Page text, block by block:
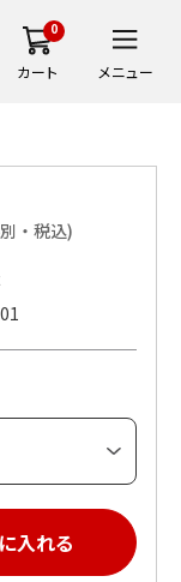
0
カート メニュー
・税込)
入れる